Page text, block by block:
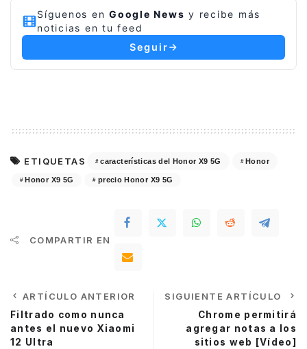
Síguenos en Google News y recibe más
noticias en tu feed
Seguir
ETIQUETAS características del Honor X9 5G Honor
Honor X9 5G precio Honor X9 5G
COMPARTIR EN
ARTÍCULO ANTERIOR
Filtrado como nunca
antes el nuevo Xiaomi
12 Ultra
SIGUIENTE ARTÍCULO
Chrome permitirá
agregar notas a los
sitios web [Vídeo]